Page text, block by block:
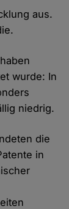
aus.
wurde: In
niedrig.
die
in